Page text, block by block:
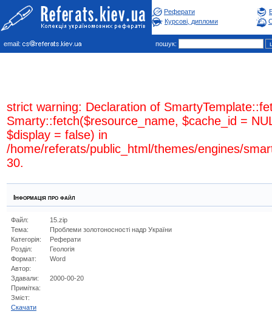
Реферати
Курсові, дипломи
email: пошук:
strict warning: Declaration of
Smarty::fetch($resource_name, $cache_id =
$display = false) in
/home/referats/public_html/themes/engines/
30.
Інформація про файл
Файл:
15.zip
Тема:
Проблеми золотоносності надр України
Категорія:
Реферати
Розділ:
Геологiя
Формат:
Word
Автор:
Здавали:
2000-00-20
Примітка:
Зміст:
Cкачати